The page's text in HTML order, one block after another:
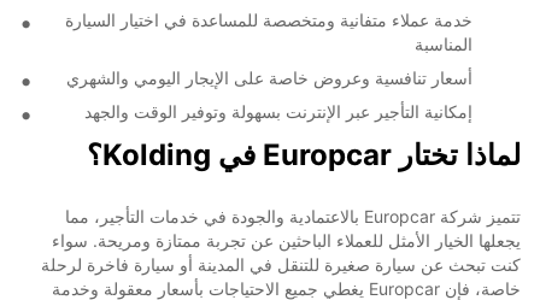
خدمة عملاء متفانية ومتخصصة للمساعدة في اختيار السيارة
المناسبة
أسعار تنافسية وعروض خاصة على الإيجار اليومي والشهري
إمكانية التأجير عبر الإنترنت بسهولة وتوفير الوقت والجهد
لماذا تختار Europcar في Kolding؟
تتميز شركة Europcar بالاعتمادية والجودة في خدمات التأجير، مما
يجعلها الخيار الأمثل للعملاء الباحثين عن تجربة ممتازة ومريحة. سواء
كنت تبحث عن سيارة صغيرة للتنقل في المدينة أو سيارة فاخرة لرحلة
خاصة، فإن Europcar يغطي جميع الاحتياجات بأسعار معقولة وخدمة